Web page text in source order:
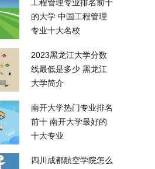
工程管理专业排名前十
的大学 中国工程管理
专业十大名校
2023黑龙江大学分数
线最低是多少 黑龙江
大学简介
南开大学热门专业排名
前十 南开大学最好的
十大专业
四川成都航空学院怎么